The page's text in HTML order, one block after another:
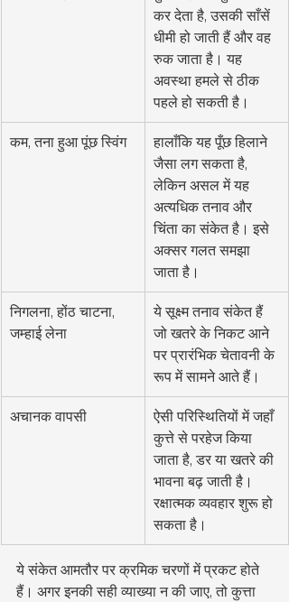
कर देता है, उसकी साँसें
धीमी हो जाती हैं और वह
रुक जाता है। यह
अवस्था हमले से ठीक
पहले हो सकती है।
कम, तना हुआ पूंछ स्विंग
हालाँकि यह पूँछ हिलाने
जैसा लग सकता है,
लेकिन असल में यह
अत्यधिक तनाव और
चिंता का संकेत है। इसे
अक्सर गलत समझा
जाता है।
निगलना, होंठ चाटना,
जम्हाई लेना
ये सूक्ष्म तनाव संकेत हैं
जो खतरे के निकट आने
पर प्रारंभिक चेतावनी के
रूप में सामने आते हैं।
अचानक वापसी
ऐसी परिस्थितियों में जहाँ
कुत्ते से परहेज किया
जाता है, डर या खतरे की
भावना बढ़ जाती है।
रक्षात्मक व्यवहार शुरू हो
सकता है।
ये संकेत आमतौर पर क्रमिक चरणों में प्रकट होते
हैं। अगर इनकी सही व्याख्या न की जाए, तो कुत्ता